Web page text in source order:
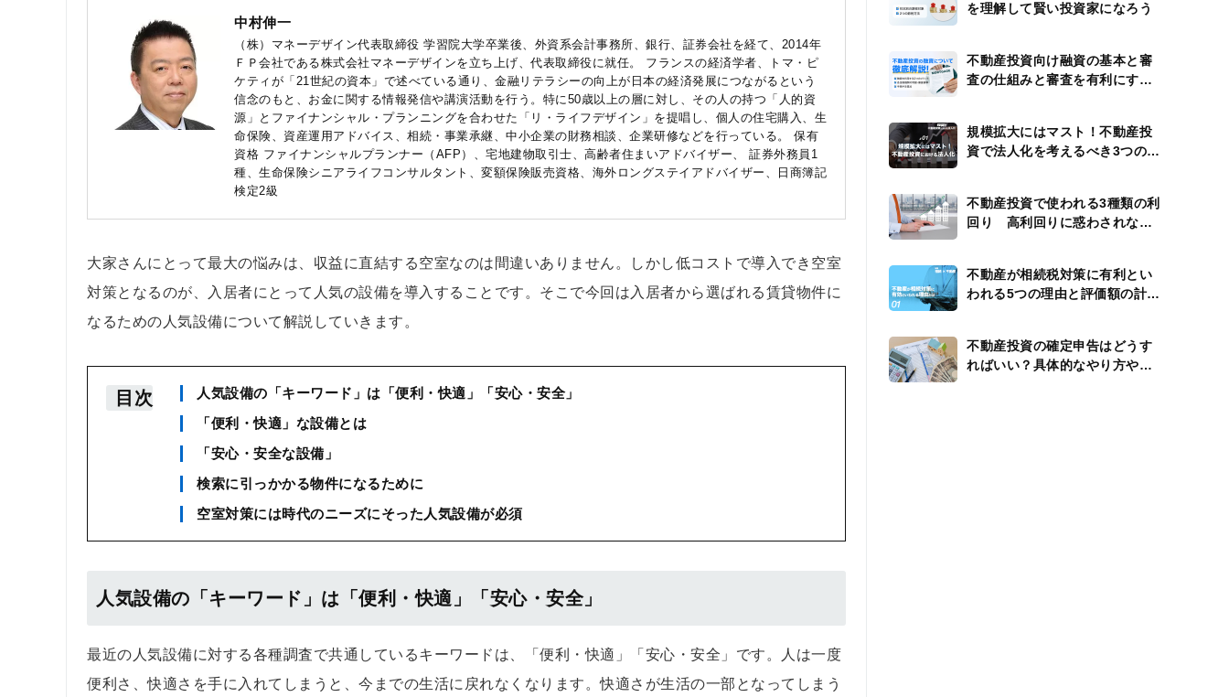
中村伸一
（株）マネーデザイン代表取締役 学習院大学卒業後、外資系会計事務所、銀行、証券会社を経て、2014年
ＦＰ会社である株式会社マネーデザインを立ち上げ、代表取締役に就任。 フランスの経済学者、トマ・ピ
ケティが「21世紀の資本」で述べている通り、金融リテラシーの向上が日本の経済発展につながるという
信念のもと、お金に関する情報発信や講演活動を行う。特に50歳以上の層に対し、その人の持つ「人的資
源」とファイナンシャル・プランニングを合わせた「リ・ライフデザイン」を提唱し、個人の住宅購入、生
命保険、資産運用アドバイス、相続・事業承継、中小企業の財務相談、企業研修などを行っている。 保有
資格 ファイナンシャルプランナー（AFP）、宅地建物取引士、高齢者住まいアドバイザー、 証券外務員1
種、生命保険シニアライフコンサルタント、変額保険販売資格、海外ロングステイアドバイザー、日商簿記
検定2級
大家さんにとって最大の悩みは、収益に直結する空室なのは間違いありません。しかし低コストで導入でき空室
対策となるのが、入居者にとって人気の設備を導入することです。そこで今回は入居者から選ばれる賃貸物件に
なるための人気設備について解説していきます。
目次
人気設備の「キーワード」は「便利・快適」「安心・安全」
「便利・快適」な設備とは
「安心・安全な設備」
検索に引っかかる物件になるために
空室対策には時代のニーズにそった人気設備が必須
人気設備の「キーワード」は「便利・快適」「安心・安全」
最近の人気設備に対する各種調査で共通しているキーワードは、「便利・快適」「安心・安全」です。人は一度
便利さ、快適さを手に入れてしまうと、今までの生活に戻れなくなります。快適さが生活の一部となってしまう
を理解して賢い投資家になろう
不動産投資向け融資の基本と審
査の仕組みと審査を有利にする
規模拡大にはマスト！不動産投
資で法人化を考えるべき3つのタ
不動産投資で使われる3種類の利
回り 高利回りに惑わされない
不動産が相続税対策に有利とい
われる5つの理由と評価額の計算
不動産投資の確定申告はどうす
ればいい？具体的なやり方や還